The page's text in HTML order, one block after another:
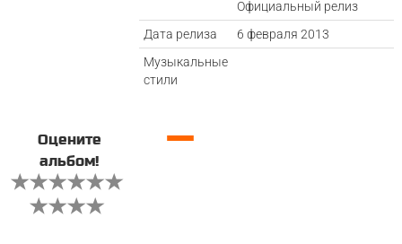
Официальный релиз
Дата релиза
6 февраля 2013
Музыкальные
стили
Оцените
альбом!
—